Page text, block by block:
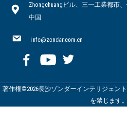
Zhongchuangビル、三一工業都市
中国
info@zondar.com.cn
著作権©2026長沙ゾンダーインテリジェン
を禁じます。